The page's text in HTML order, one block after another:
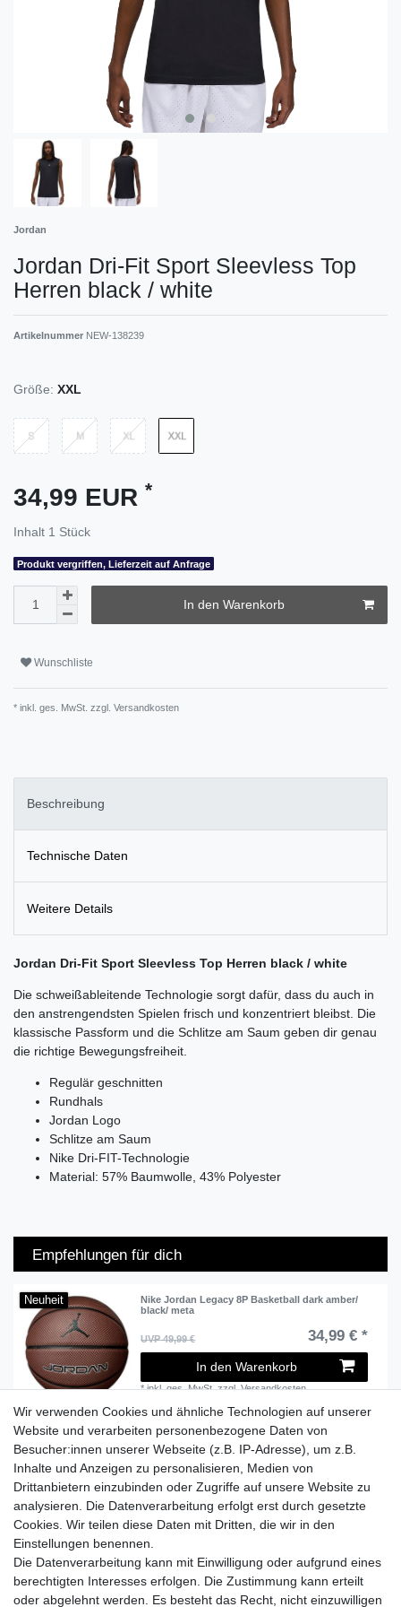
Jordan
Jordan Dri-Fit Sport Sleevless Top
Herren black / white
Artikelnummer NEW-138239
Größe: XXL
34,99 EUR *
Inhalt 1 Stück
Produkt vergriffen, Lieferzeit auf Anfrage
In den Warenkorb
Wunschliste
* inkl. ges. MwSt. zzgl. Versandkosten
Beschreibung
Technische Daten
Weitere Details
Jordan Dri-Fit Sport Sleevless Top Herren black / white
Die schweißableitende Technologie sorgt dafür, dass du auch in
den anstrengendsten Spielen frisch und konzentriert bleibst. Die
klassische Passform und die Schlitze am Saum geben dir genau
die richtige Bewegungsfreiheit.
Regulär geschnitten
Rundhals
Jordan Logo
Schlitze am Saum
Nike Dri-FIT-Technologie
Material: 57% Baumwolle, 43% Polyester
Empfehlungen für dich
Neuheit
Nike Jordan Legacy 8P Basketball dark amber/
black/ meta
UVP 49,99 € 34,99 € *
In den Warenkorb
*inkl. ges. MwSt.zzgl.Versandkosten
Lieferzeit etwa 1 bis 3 Werktage
Versand mit DHL
14 Tage Rückgaberecht
Kontaktieren Sie uns!
Wir verwenden Cookies und ähnliche Technologien auf unserer
Website und verarbeiten personenbezogene Daten von
Besucher:innen unserer Webseite (z.B. IP-Adresse), um z.B.
Inhalte und Anzeigen zu personalisieren, Medien von
Drittanbietern einzubinden oder Zugriffe auf unsere Website zu
analysieren. Die Datenverarbeitung erfolgt erst durch gesetzte
Cookies. Wir teilen diese Daten mit Dritten, die wir in den
Einstellungen benennen.
Die Datenverarbeitung kann mit Einwilligung oder aufgrund eines
berechtigten Interesses erfolgen. Die Zustimmung kann erteilt
oder abgelehnt werden. Es besteht das Recht, nicht einzuwilligen